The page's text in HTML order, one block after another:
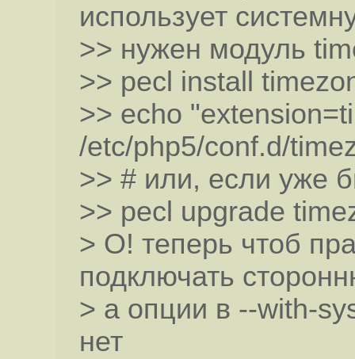
использует
>> нужен модуль
>> pecl install
>> echo
/etc/php5/conf.d/
>> # или, если уже
>> pecl upgrade
> О! теперь чтоб
подключать
> а опции в --with-
нет